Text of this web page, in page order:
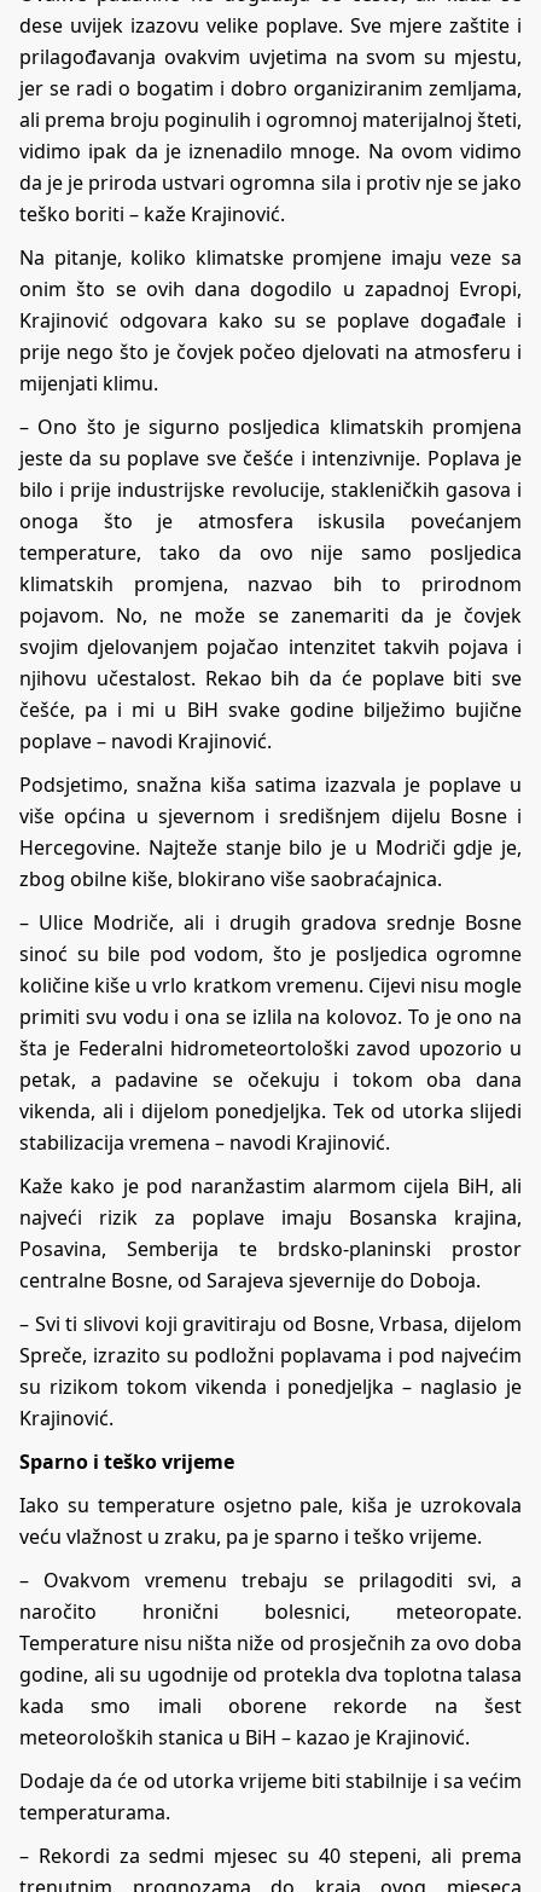
dese uvijek izazovu velike poplave. Sve mjere zaštite i
prilagođavanja ovakvim uvjetima na svom su mjestu,
jer se radi o bogatim i dobro organiziranim zemljama,
ali prema broju poginulih i ogromnoj materijalnoj šteti,
vidimo ipak da je iznenadilo mnoge. Na ovom vidimo
da je je priroda ustvari ogromna sila i protiv nje se jako
teško boriti – kaže Krajinović.
Na pitanje, koliko klimatske promjene imaju veze sa
onim što se ovih dana dogodilo u zapadnoj Evropi,
Krajinović odgovara kako su se poplave događale i
prije nego što je čovjek počeo djelovati na atmosferu i
mijenjati klimu.
– Ono što je sigurno posljedica klimatskih promjena
jeste da su poplave sve češće i intenzivnije. Poplava je
bilo i prije industrijske revolucije, stakleničkih gasova i
onoga što je atmosfera iskusila povećanjem
temperature, tako da ovo nije samo posljedica
klimatskih promjena, nazvao bih to prirodnom
pojavom. No, ne može se zanemariti da je čovjek
svojim djelovanjem pojačao intenzitet takvih pojava i
njihovu učestalost. Rekao bih da će poplave biti sve
češće, pa i mi u BiH svake godine bilježimo bujične
poplave – navodi Krajinović.
Podsjetimo, snažna kiša satima izazvala je poplave u
više općina u sjevernom i središnjem dijelu Bosne i
Hercegovine. Najteže stanje bilo je u Modriči gdje je,
zbog obilne kiše, blokirano više saobraćajnica.
– Ulice Modriče, ali i drugih gradova srednje Bosne
sinoć su bile pod vodom, što je posljedica ogromne
količine kiše u vrlo kratkom vremenu. Cijevi nisu mogle
primiti svu vodu i ona se izlila na kolovoz. To je ono na
šta je Federalni hidrometeortološki zavod upozorio u
petak, a padavine se očekuju i tokom oba dana
vikenda, ali i dijelom ponedjeljka. Tek od utorka slijedi
stabilizacija vremena – navodi Krajinović.
Kaže kako je pod naranžastim alarmom cijela BiH, ali
najveći rizik za poplave imaju Bosanska krajina,
Posavina, Semberija te brdsko-planinski prostor
centralne Bosne, od Sarajeva sjevernije do Doboja.
– Svi ti slivovi koji gravitiraju od Bosne, Vrbasa, dijelom
Spreče, izrazito su podložni poplavama i pod najvećim
su rizikom tokom vikenda i ponedjeljka – naglasio je
Krajinović.
Sparno i teško vrijeme
Iako su temperature osjetno pale, kiša je uzrokovala
veću vlažnost u zraku, pa je sparno i teško vrijeme.
– Ovakvom vremenu trebaju se prilagoditi svi, a
naročito hronični bolesnici, meteoropate.
Temperature nisu ništa niže od prosječnih za ovo doba
godine, ali su ugodnije od protekla dva toplotna talasa
kada smo imali oborene rekorde na šest
meteoroloških stanica u BiH – kazao je Krajinović.
Dodaje da će od utorka vrijeme biti stabilnije i sa većim
temperaturama.
– Rekordi za sedmi mjesec su 40 stepeni, ali prema